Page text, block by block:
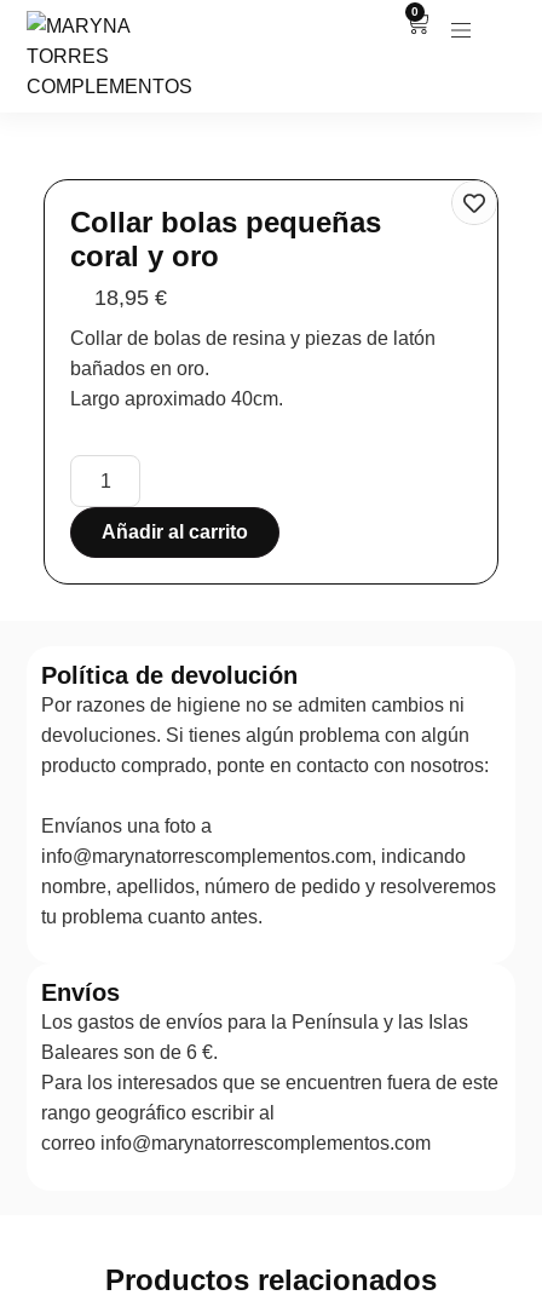
0
Collar bolas pequeñas
coral y oro
18,95€
Collar de bolas de resina y piezas de latón
bañados en oro.
Largo aproximado 40cm.
Añadir al carrito
Política de devolución
Por razones de higiene no se admiten cambios ni
devoluciones. Si tienes algún problema con algún
producto comprado, ponte en contacto con nosotros:
Envíanos una foto a
info@marynatorrescomplementos.com, indicando
nombre, apellidos, número de pedido y resolveremos
tu problema cuanto antes.
Envíos
Los gastos de envíos para la Península y las Islas
Baleares son de 6 €.
Para los interesados que se encuentren fuera de este
rango geográfico escribir al
correo info@marynatorrescomplementos.com
Productos relacionados